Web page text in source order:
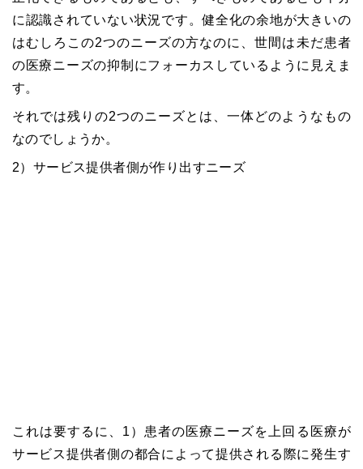
に認識されていない状況です。健全化の余地が大きいの
はむしろこの2つのニーズの方なのに、世間は未だ患者
の医療ニーズの抑制にフォーカスしているように見えま
す。
それでは残りの2つのニーズとは、一体どのようなもの
なのでしょうか。
2）サービス提供者側が作り出すニーズ
これは要するに、1）患者の医療ニーズを上回る医療が
サービス提供者側の都合によって提供される際に発生す